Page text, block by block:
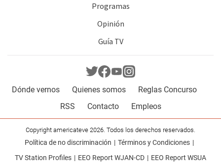
Programas
Opinión
Guía TV
Dónde vernos Quienes somos
Reglas Concurso
RSS
Contacto Empleos
Copyright americateve 2026. Todos los derechos reservados.
Política de no discriminación
Términos y Condiciones
TV Station Profiles
EEO Report WJAN-CD EEO Report WSUA